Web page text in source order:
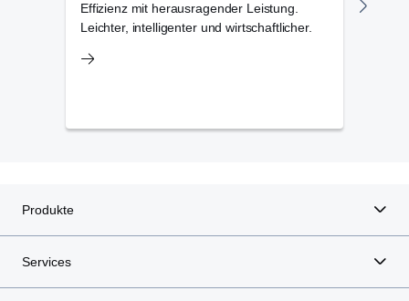
Effizienz mit herausragender Leistung.
Leichter, intelligenter und wirtschaftlicher.
Produkte
Services